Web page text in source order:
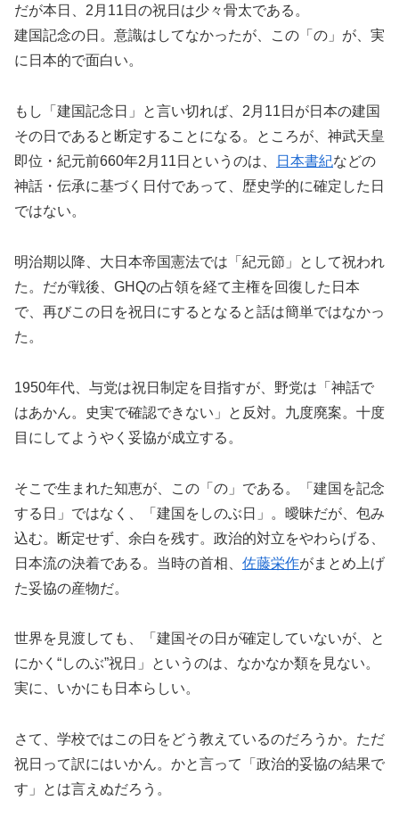
だが本日、2月11日の祝日は少々骨太である。
建国記念の日。意識はしてなかったが、この「の」が、実
に日本的で面白い。
もし「建国記念日」と言い切れば、2月11日が日本の建国
その日であると断定することになる。ところが、神武天皇
即位・紀元前660年2月11日というのは、
日本書紀などの
神話・伝承に基づく日付であって、歴史学的に確定した日
ではない。
明治期以降、大日本帝国憲法では「紀元節」として祝われ
た。だが戦後、GHQの占領を経て主権を回復した日本
で、再びこの日を祝日にするとなると話は簡単ではなかっ
た。
1950年代、与党は祝日制定を目指すが、野党は「神話で
はあかん。史実で確認できない」と反対。九度廃案。十度
目にしてようやく妥協が成立する。
そこで生まれた知恵が、この「の」である。「建国を記念
する日」ではなく、「建国をしのぶ日」。曖昧だが、包み
込む。断定せず、余白を残す。政治的対立をやわらげる、
日本流の決着である。当時の首相、 佐藤栄作がまとめ上げ
た妥協の産物だ。
世界を見渡しても、「建国その日が確定していないが、と
にかく“しのぶ”祝日」というのは、なかなか類を見ない。
実に、いかにも日本らしい。
さて、学校ではこの日をどう教えているのだろうか。ただ
祝日って訳にはいかん。かと言って「政治的妥協の結果で
す」とは言えぬだろう。